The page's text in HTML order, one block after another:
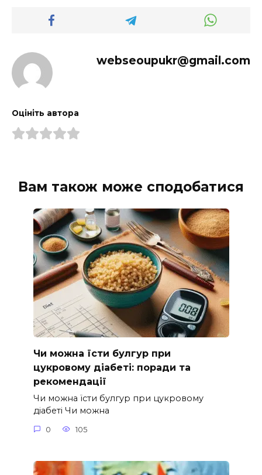
webseoupukr@gmail.com
Оцініть автора
Вам також може сподобатися
Чи можна їсти булгур при
цукровому діабеті: поради та
рекомендації
Чи можна їсти булгур при цукровому
діабеті Чи можна
0 105